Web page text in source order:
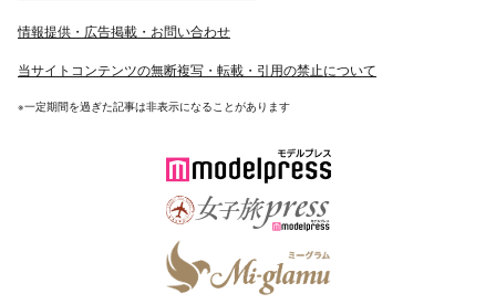
情報提供・広告掲載・お問い合わせ
当サイトコンテンツの無断複写・転載・引用の禁止について
※一定期間を過ぎた記事は非表示になることがあります